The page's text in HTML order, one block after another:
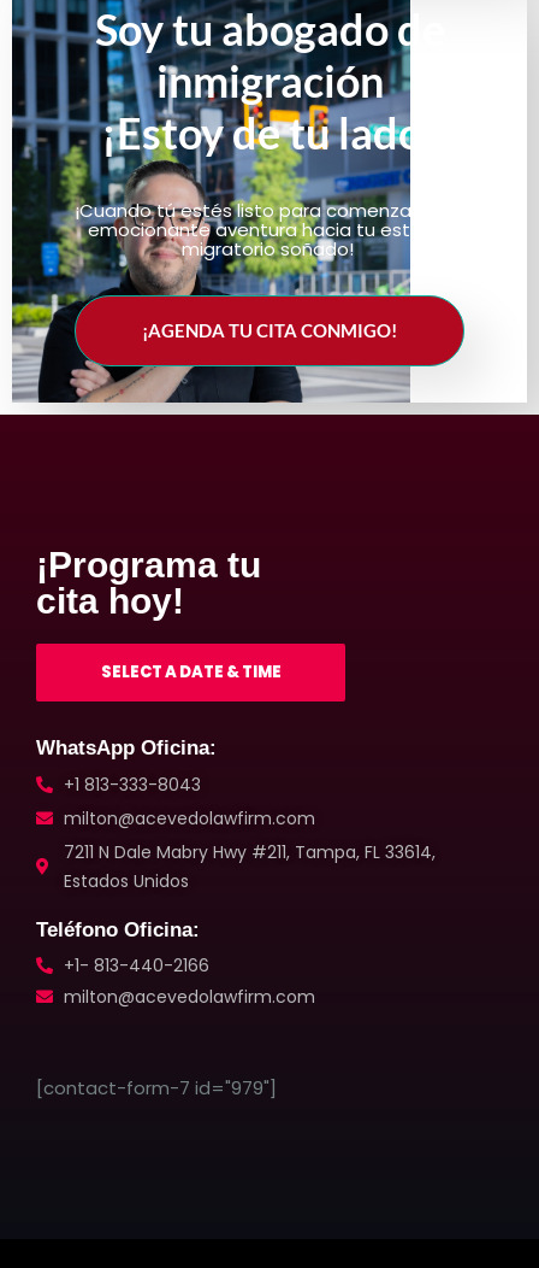
Soy tu abogado de
inmigración
¡Estoy de tu lado!
¡Cuando tú estés listo para comenzar esta
emocionante aventura hacia tu estatus
migratorio soñado!
¡AGENDA TU CITA CONMIGO!
¡Programa tu
cita hoy!
SELECT A DATE & TIME
WhatsApp Oficina:
+1 813-333-8043
milton@acevedolawfirm.com
7211 N Dale Mabry Hwy #211, Tampa, FL 33614,
Estados Unidos
Teléfono Oficina:
+1- 813-440-2166
milton@acevedolawfirm.com
[contact-form-7 id="979"]